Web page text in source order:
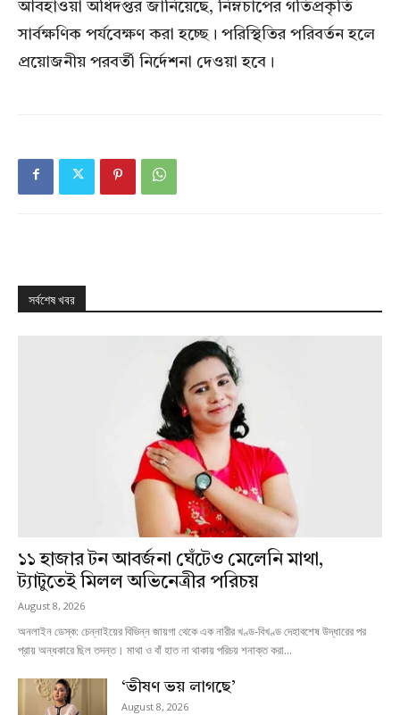
আবহাওয়া অধিদপ্তর জানিয়েছে, নিম্নচাপের গতিপ্রকৃতি
সার্বক্ষণিক পর্যবেক্ষণ করা হচ্ছে। পরিস্থিতির পরিবর্তন হলে
প্রয়োজনীয় পরবর্তী নির্দেশনা দেওয়া হবে।
সর্বশেষ খবর
১১ হাজার টন আবর্জনা ঘেঁটেও মেলেনি মাথা,
ট্যাটুতেই মিলল অভিনেত্রীর পরিচয়
August 8, 2026
অনলাইন ডেস্ক: চেন্নাইয়ের বিভিন্ন জায়গা থেকে এক নারীর খণ্ড-বিখণ্ড দেহাবশেষ উদ্ধারের পর
প্রায় অন্ধকারে ছিল তদন্ত। মাথা ও বাঁ হাত না থাকায় পরিচয় শনাক্ত করা...
‘ভীষণ ভয় লাগছে’
August 8, 2026